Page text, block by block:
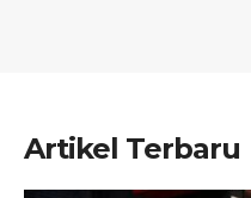
Artikel Terbaru